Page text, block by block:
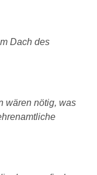
Dach des
wären nötig, was